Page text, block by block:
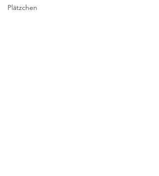
Plätzchen